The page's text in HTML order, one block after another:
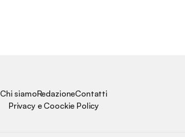
Chi siamoRedazioneContatti
Privacy e Coockie Policy